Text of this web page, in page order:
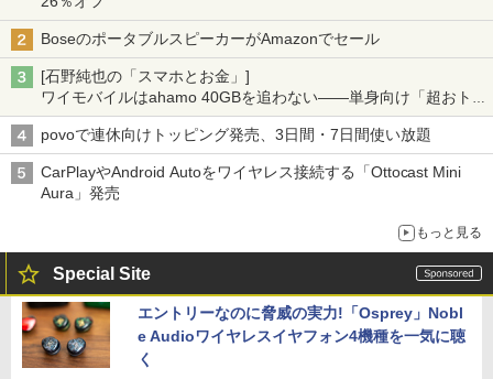
BoseのポータブルスピーカーがAmazonでセール
[石野純也の「スマホとお金」]
ワイモバイルはahamo 40GBを追わない――単身向け「超おトク
割」の安さと1年限定の注意点
povoで連休向けトッピング発売、3日間・7日間使い放題
CarPlayやAndroid Autoをワイヤレス接続する「Ottocast Mini
Aura」発売
もっと見る
Special Site
エントリーなのに脅威の実力!「Osprey」Nobl
e Audioワイヤレスイヤフォン4機種を一気に聴
く